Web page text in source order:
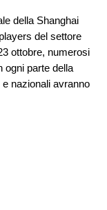
della Shanghai
del settore
ottobre, numerosi
ogni parte della
nazionali avranno